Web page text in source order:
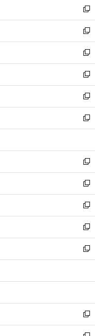
く
で
開
く
ド
ウ
で
開
く
ィ
ン
ド
ウ
で
開
く
い
ウ
ィ
ン
ド
ウ
で
開
く
新
し
い
ウ
ィ
ン
ド
ウ
で
開
く
新
し
い
ウ
ィ
ン
ド
ウ
で
開
新
し
い
ウ
ィ
ン
ド
ウ
開
く
新
し
い
ウ
ィ
ン
ウ
で
開
く
新
し
い
ウ
ン
ド
ウ
で
開
く
新
し
ウ
ィ
ン
ド
ウ
で
開
く
新
し
い
ウ
ィ
ン
ド
ウ
で
開
新
し
い
ウ
ィ
ン
ド
ウ
開
新
し
い
ウ
ィ
ン
ウ
開
く
新
し
い
ウ
ン
ウ
で
開
新
し
ウ
ン
ド
ウ
新
し